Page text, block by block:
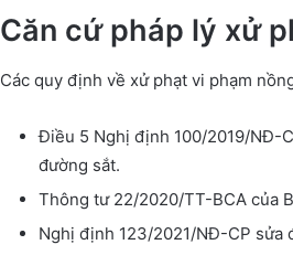
Căn cứ pháp lý xử
Các quy định về xử phạt vi phạm
Điều 5 Nghị định 100/2019/NĐ-
đường sắt.
Thông tư 22/2020/TT-BCA của
Nghị định 123/2021/NĐ-CP sửa